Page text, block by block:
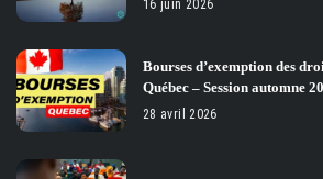
16 juin 2026
Bourses d’exemption des
Québec – Session automne
28 avril 2026